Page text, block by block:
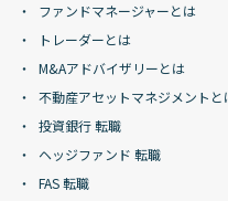
ファンドマネージャーとは
トレーダーとは
M&Aアドバイザリーとは
不動産アセットマネジメントと
投資銀行 転職
ヘッジファンド 転職
FAS 転職